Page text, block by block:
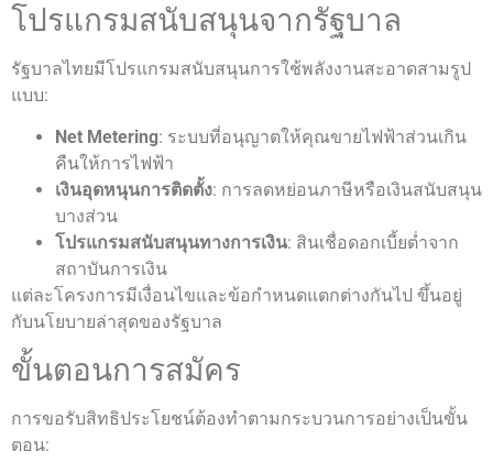
โปรแกรมสนับสนุนจากรัฐบาล
รัฐบาลไทยมีโปรแกรมสนับสนุนการใช้พลังงานสะอาดสามรูป
แบบ:
Net Metering: ระบบที่อนุญาตให้คุณขายไฟฟ้าส่วนเกิน
คืนให้การไฟฟ้า
เงินอุดหนุนการติดตั้ง: การลดหย่อนภาษีหรือเงินสนับสนุน
บางส่วน
โปรแกรมสนับสนุนทางการเงิน: สินเชื่อดอกเบี้ยต่ำจาก
สถาบันการเงิน
แต่ละโครงการมีเงื่อนไขและข้อกำหนดแตกต่างกันไป ขึ้นอยู่
กับนโยบายล่าสุดของรัฐบาล
ขั้นตอนการสมัคร
การขอรับสิทธิประโยชน์ต้องทำตามกระบวนการอย่างเป็นขั้น
ตอน: